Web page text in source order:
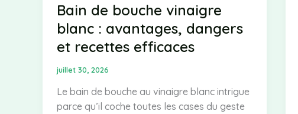
Bain de bouche vinaigre
blanc : avantages, dangers
et recettes efficaces
juillet 30, 2026
Le bain de bouche au vinaigre blanc intrigue
parce qu’il coche toutes les cases du geste